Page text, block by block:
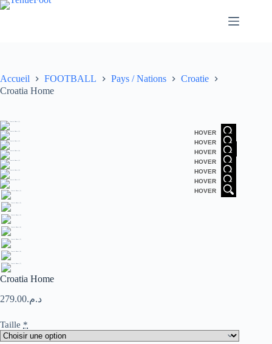
Passer
Accueil FOOTBALL Pays / Nations
Croatie
Croatia Home
HOVER
HOVER
HOVER
HOVER
HOVER
HOVER
HOVER
Croatia Home
د.م.279.00
Taille *